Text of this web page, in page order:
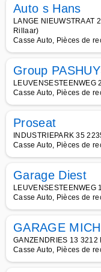
Auto s Hans
LANGE NIEUWSTRAAT
Rillaar)
Casse Auto, Pièces de
Group
Casse Auto, Pièces de
Proseat
INDUSTRIEPARK 35
Casse Auto, Pièces de
Garage Diest
Casse Auto, Pièces de
GARAGE
GANZENDRIES 13
Casse Auto, Pièces de